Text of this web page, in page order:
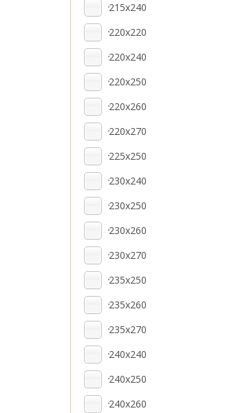
215x240
220x220
220x240
220x250
220x260
220x270
225x250
230x240
230x250
230x260
230x270
235x250
235x260
235x270
240х240
240x250
240x260